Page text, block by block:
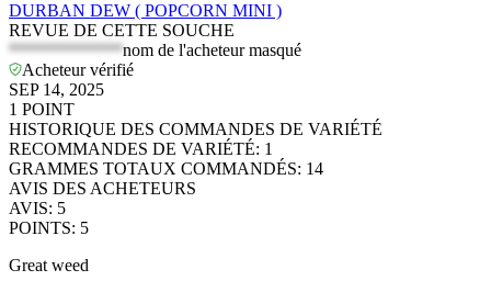
DURBAN DEW ( POPCORN MINI )
REVUE DE CETTE SOUCHE
*************nom de l'acheteur masqué
Acheteur vérifié
SEP 14, 2025
1 POINT
HISTORIQUE DES COMMANDES DE VARIÉTÉ
RECOMMANDES DE VARIÉTÉ: 1
GRAMMES TOTAUX COMMANDÉS: 14
AVIS DES ACHETEURS
AVIS: 5
POINTS: 5
Great weed